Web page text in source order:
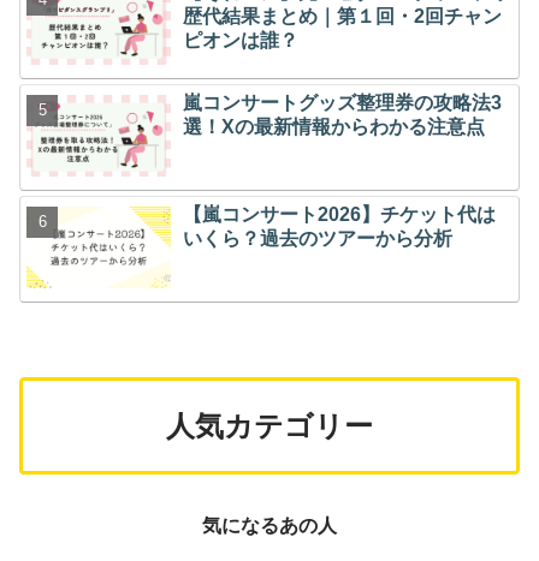
歴代結果まとめ｜第１回・2回チャン
ピオンは誰？
嵐コンサートグッズ整理券の攻略法3
選！Xの最新情報からわかる注意点
【嵐コンサート2026】チケット代は
いくら？過去のツアーから分析
人気カテゴリー
気になるあの人